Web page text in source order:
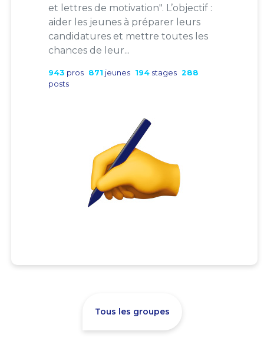
et lettres de motivation". L’objectif :
aider les jeunes à préparer leurs
candidatures et mettre toutes les
chances de leur...
943 pros 871 jeunes 194 stages 288
posts
Tous les groupes